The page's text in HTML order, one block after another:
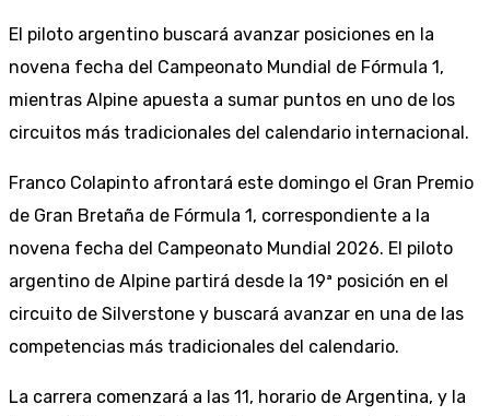
El piloto argentino buscará avanzar posiciones en la
novena fecha del Campeonato Mundial de Fórmula 1,
mientras Alpine apuesta a sumar puntos en uno de los
circuitos más tradicionales del calendario internacional.
Franco Colapinto afrontará este domingo el Gran Premio
de Gran Bretaña de Fórmula 1, correspondiente a la
novena fecha del Campeonato Mundial 2026. El piloto
argentino de Alpine partirá desde la 19ª posición en el
circuito de Silverstone y buscará avanzar en una de las
competencias más tradicionales del calendario.
La carrera comenzará a las 11, horario de Argentina, y la